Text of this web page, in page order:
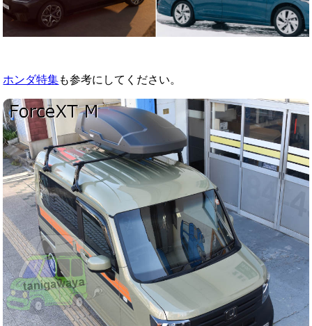
ホンダ特集も参考にしてください。